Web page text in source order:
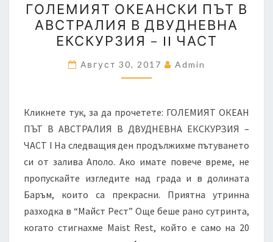
ОКЕАНСКИ
ПЪТ
В
АВСТРАЛИЯ
В
ЕКСКУРЗИЯ
–
II
ЧАСТ
ГОЛЕМИЯТ ОКЕАНСКИ ПЪТ В
АВСТРАЛИЯ В ДВУДНЕВНА
ЕКСКУРЗИЯ – II ЧАСТ
Август 30, 2017 Admin
Кликнете тук, за да прочетете: ГОЛЕМИЯТ ОКЕАН
ПЪТ В АВСТРАЛИЯ В ДВУДНЕВНА ЕКСКУРЗИЯ –
ЧАСТ I На следващия ден продължихме пътуването
си от залива Аполо. Ако имате повече време, не
пропускайте изгледите над града и в долината
Баръм, които са прекрасни. Приятна утринна
разходка в “Майст Рест” Още беше рано сутринта,
когато стигнахме Maist Rest, който е само на 20